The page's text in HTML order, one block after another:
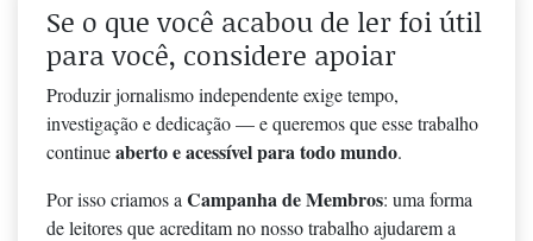
Se o que você acabou de ler foi útil
para você, considere apoiar
Produzir jornalismo independente exige tempo,
investigação e dedicação — e queremos que esse trabalho
continueaberto e acessível para todo mundo.
Por isso criamos a Campanha de Membros: uma forma
de leitores que acreditam no nosso trabalho ajudarem a